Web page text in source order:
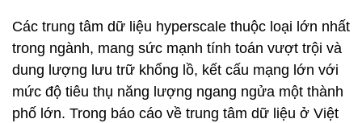
Các trung tâm dữ liệu hyperscale thuộc loại lớn nhất
trong ngành, mang sức mạnh tính toán vượt trội và
dung lượng lưu trữ khổng lồ, kết cấu mạng lớn với
mức độ tiêu thụ năng lượng ngang ngửa một thành
phố lớn. Trong báo cáo về trung tâm dữ liệu ở Việt